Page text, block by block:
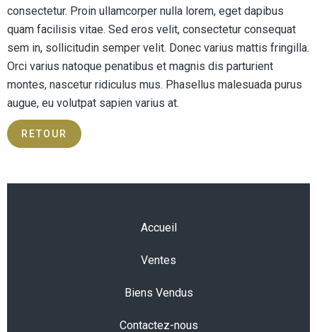
consectetur. Proin ullamcorper nulla lorem, eget dapibus
quam facilisis vitae. Sed eros velit, consectetur consequat
sem in, sollicitudin semper velit. Donec varius mattis fringilla.
Orci varius natoque penatibus et magnis dis parturient
montes, nascetur ridiculus mus. Phasellus malesuada purus
augue, eu volutpat sapien varius at.
RETOUR
Accueil
Ventes
Biens Vendus
Contactez-nous